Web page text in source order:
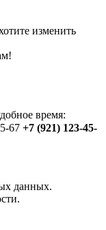
изменить
время:
67 +7 (921) 123-45-
данных.